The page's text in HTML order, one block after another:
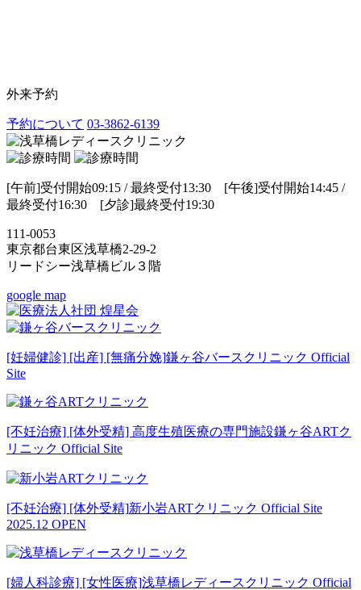
外来予約
予約について 03-3862-6139
[午前]受付開始09:15 / 最終受付13:30 [午後]受付開始14:45 /
最終受付16:30 [夕診]最終受付19:30
111-0053
東京都台東区浅草橋2-29-2
リードシー浅草橋ビル３階
google map
[妊婦健診] [出産] [無痛分娩]鎌ヶ谷バースクリニック Official
Site
[不妊治療] [体外受精] 高度生殖医療の専門施設鎌ヶ谷ARTク
リニック Official Site
[不妊治療] [体外受精]新小岩ARTクリニック Official Site
2025.12 OPEN
[婦人科診療] [女性医療]浅草橋レディースクリニック Official